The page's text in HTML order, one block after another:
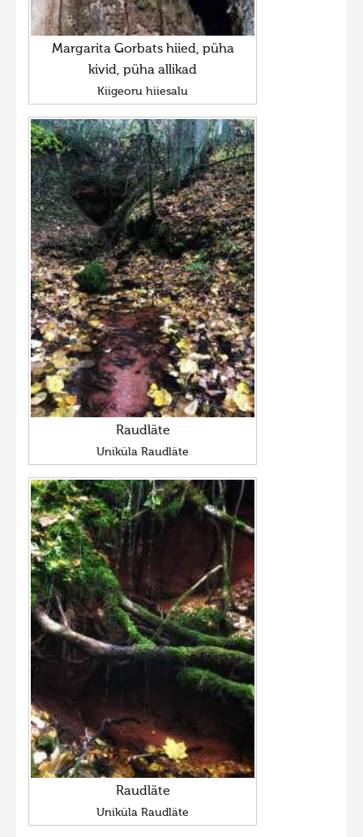
Margarita Gorbats hiied, püha
kivid, püha allikad
Kiigeoru hiiesalu
Raudläte
Uniküla Raudläte
Raudläte
Uniküla Raudläte